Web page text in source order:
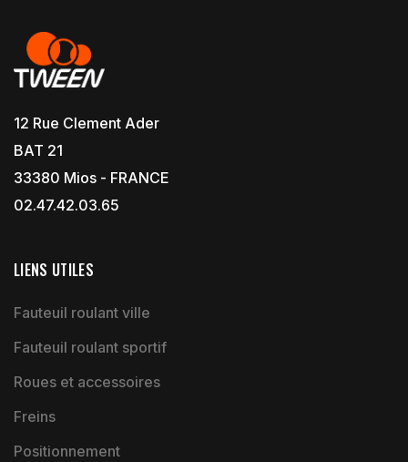
12 Rue Clement Ader
BAT 21
33380 Mios - FRANCE
02.47.42.03.65
LIENS UTILES
Fauteuil roulant ville
Fauteuil roulant sportif
Roues et accessoires
Freins
Positionnement